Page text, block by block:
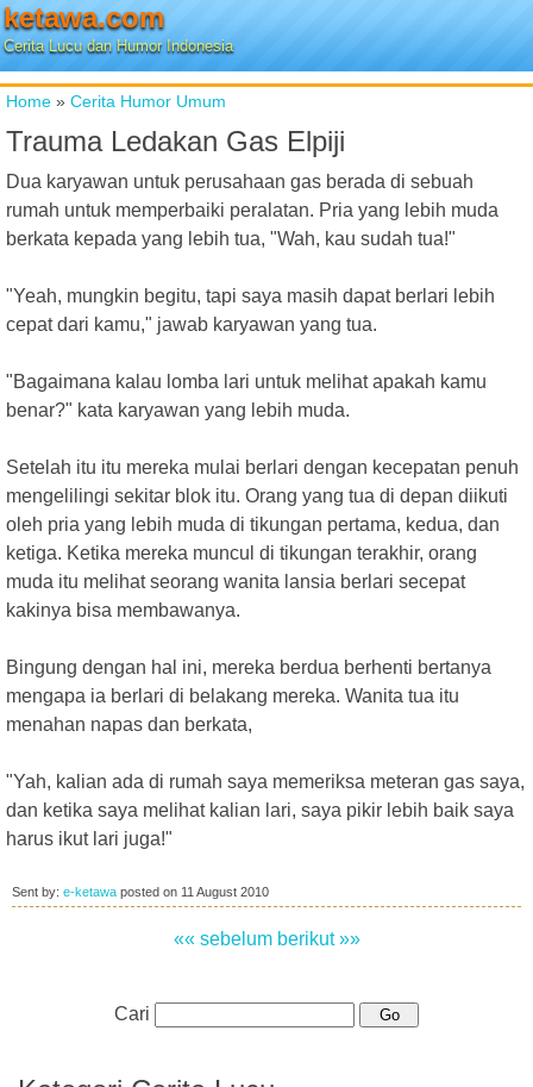
ketawa.com
Cerita Lucu dan Humor Indonesia
Home » Cerita Humor Umum
Trauma Ledakan Gas Elpiji
Dua karyawan untuk perusahaan gas berada di sebuah
rumah untuk memperbaiki peralatan. Pria yang lebih muda
berkata kepada yang lebih tua, "Wah, kau sudah tua!"
"Yeah, mungkin begitu, tapi saya masih dapat berlari lebih
cepat dari kamu," jawab karyawan yang tua.
"Bagaimana kalau lomba lari untuk melihat apakah kamu
benar?" kata karyawan yang lebih muda.
Setelah itu itu mereka mulai berlari dengan kecepatan penuh
mengelilingi sekitar blok itu. Orang yang tua di depan diikuti
oleh pria yang lebih muda di tikungan pertama, kedua, dan
ketiga. Ketika mereka muncul di tikungan terakhir, orang
muda itu melihat seorang wanita lansia berlari secepat
kakinya bisa membawanya.
Bingung dengan hal ini, mereka berdua berhenti bertanya
mengapa ia berlari di belakang mereka. Wanita tua itu
menahan napas dan berkata,
"Yah, kalian ada di rumah saya memeriksa meteran gas saya,
dan ketika saya melihat kalian lari, saya pikir lebih baik saya
harus ikut lari juga!"
Sent by: e-ketawa posted on 11 August 2010
«« sebelum berikut »»
Cari